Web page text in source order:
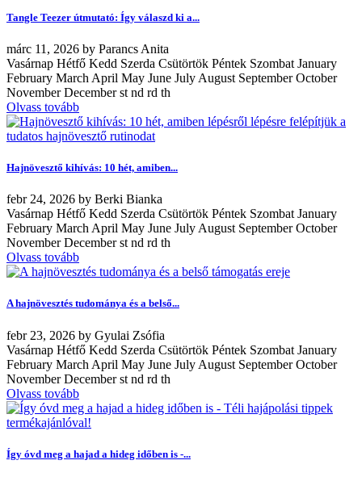
Tangle Teezer útmutató: Így válaszd ki a...
márc 11, 2026 by Parancs Anita
Vasárnap Hétfő Kedd Szerda Csütörtök Péntek Szombat January
February March April May June July August September October
November December st nd rd th
Olvass tovább
Hajnövesztő kihívás: 10 hét, amiben...
febr 24, 2026 by Berki Bianka
Vasárnap Hétfő Kedd Szerda Csütörtök Péntek Szombat January
February March April May June July August September October
November December st nd rd th
Olvass tovább
A hajnövesztés tudománya és a belső...
febr 23, 2026 by Gyulai Zsófia
Vasárnap Hétfő Kedd Szerda Csütörtök Péntek Szombat January
February March April May June July August September October
November December st nd rd th
Olvass tovább
Így óvd meg a hajad a hideg időben is -...